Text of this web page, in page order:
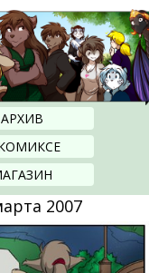
АРХИВ
2007